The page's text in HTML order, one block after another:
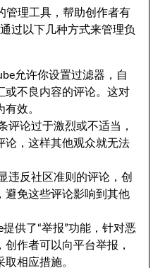
管理工具，帮助创作者有
过以下几种方式来管理负
允许你设置过滤器，自
或不良内容的评论。这对
效。
评论过于激烈或不适当，
论，这样其他观众就无法
违反社区准则的评论，创
避免这些评论影响到其他
提供了“举报”功能，针对恶
作者可以向平台举报，
相应措施。